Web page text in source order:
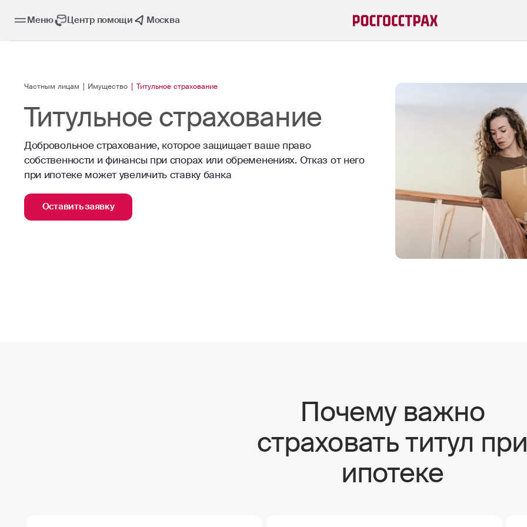
Меню Центр помощи Москва
Частным лицам Имущество Титульное страхование
Титульное страхование
Добровольное страхование, которое защищает ваше право
собственности и финансы при спорах или обременениях. Отказ от него
при ипотеке может увеличить ставку банка
Оставить заявку
Почему важно
страховать титул
ипотеке